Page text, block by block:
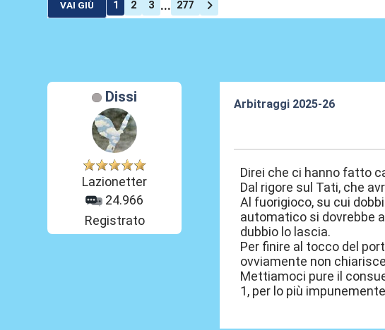
VAI GIÙ 1 2 3 ... 277
Dissi
Lazionetter
24.966
Registrato
Arbitraggi 2025-26
Direi che ci hanno fatto
Dal rigore sul Tati, che
Al fuorigioco, su cui
automatico si dovrebbe
dubbio lo lascia.
Per finire al tocco del
ovviamente non
Mettiamoci pure il
1, per lo più